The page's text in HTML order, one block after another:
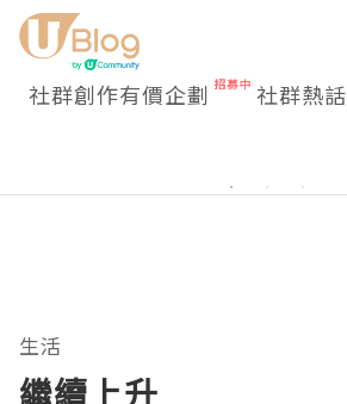
社群創作有價企劃 社群熱話
生活
繼續上升